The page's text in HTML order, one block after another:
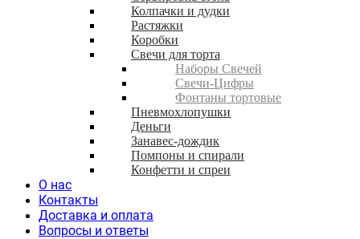
Колпачки и дудки
Растяжки
Коробки
Свечи для торта
Наборы Свечей
Свечи-Цифры
Фонтаны тортовые
Пневмохлопушки
Деньги
Занавес-дождик
Помпоны и спирали
Конфетти и спреи
О нас
Контакты
Доставка и оплата
Вопросы и ответы